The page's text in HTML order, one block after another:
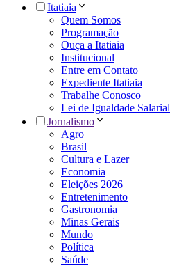
Itatiaia
Quem Somos
Programação
Ouça a Itatiaia
Institucional
Entre em Contato
Expediente Itatiaia
Trabalhe Conosco
Lei de Igualdade Salarial
Jornalismo
Agro
Brasil
Cultura e Lazer
Economia
Eleições 2026
Entretenimento
Gastronomia
Minas Gerais
Mundo
Política
Saúde